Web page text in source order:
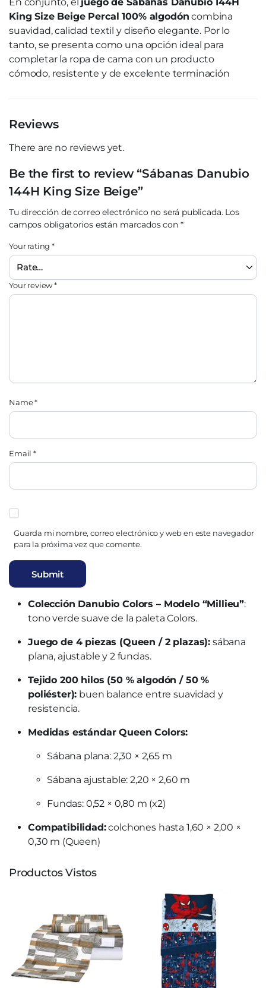
King Size Beige Percal 100% algodón combina
suavidad, calidad textil y diseño elegante. Por lo
tanto, se presenta como una opción ideal para
completar la ropa de cama con un producto
cómodo, resistente y de excelente terminación
Reviews
There are no reviews yet.
Be the first to review “Sábanas Danubio
144H King Size Beige”
Tu dirección de correo electrónico no será publicada. Los
campos obligatorios están marcados con *
Your rating*
Your review*
Name*
Email*
Guarda mi nombre, correo electrónico y web en este navegador
para la próxima vez que comente.
Colección Danubio Colors – Modelo “Millieu”:
tono verde suave de la paleta Colors.
Juego de 4 piezas (Queen / 2 plazas): sábana
plana, ajustable y 2 fundas.
Tejido 200 hilos (50 % algodón / 50 %
poliéster): buen balance entre suavidad y
resistencia.
Medidas estándar Queen Colors:
Sábana plana: 2,30 × 2,65 m
Sábana ajustable: 2,20 × 2,60 m
Fundas: 0,52 × 0,80 m (x2)
Compatibilidad:colchones hasta 1,60 × 2,00 ×
0,30 m (Queen)
Productos Vistos